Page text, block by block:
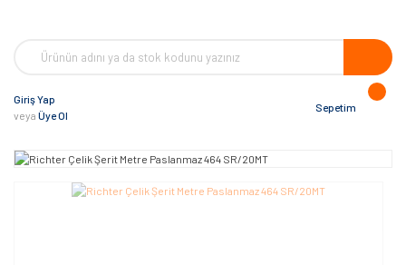
Giriş Yap
veya Üye Ol
Sepetim